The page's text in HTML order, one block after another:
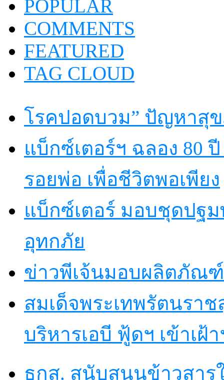
POPULAR
COMMENTS
FEATURED
TAG CLOUD
โรคปอดบวม” ปัญหาสุ
แบ็กซ์เตอร์ฯ ฉลอง 80
รอยพ่อ เพื่อชีวิตพอเพียง
แบ็กซ์เตอร์ มอบชุดปฐ
อุทกภัย
ข่าวพีเจ้นมอบผลิตภัณ
สมเด็จพระเทพรัตนรา
บริหารเอบี ฟู้ดฯ เข้าเฝ้
ธกส. สนับสนุนข้าวสาร